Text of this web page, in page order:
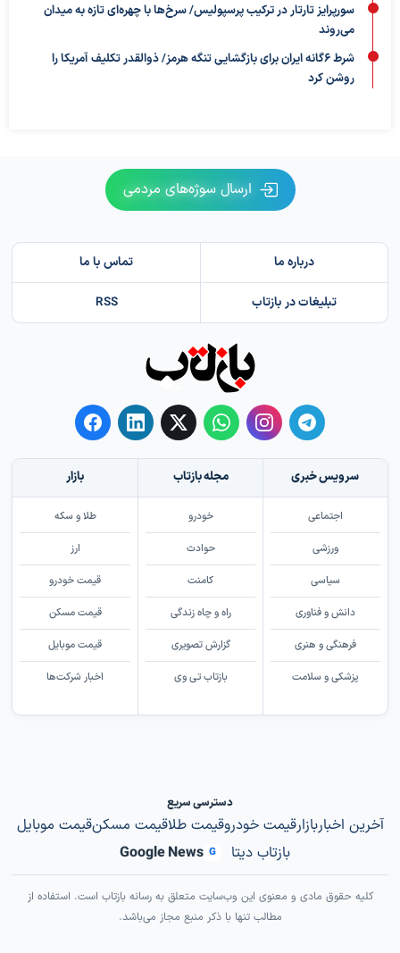
سورپرایز تارتار در ترکیب پرسپولیس/ سرخ‌ها با چهره‌ای تازه به میدان
می‌روند
شرط ۶گانه ایران برای بازگشایی تنگه هرمز/ ذوالقدر تکلیف آمریکا را
روشن کرد
ارسال سوژه‌های مردمی
درباره ما تماس با ما
تبلیغات در بازتاب RSS
سرویس خبری
اجتماعی
ورزشی
سیاسی
دانش و فناوری
فرهنگی و هنری
پزشکی و سلامت
مجله بازتاب
خودرو
حوادث
کامنت
راه و چاه زندگی
گزارش تصویری
بازتاب تی وی
بازار
طلا و سکه
ارز
قیمت خودرو
قیمت مسکن
قیمت موبایل
اخبار شرکت‌ها
دسترسی سریع
آخرین اخباربازارقیمت خودروقیمت طلاقیمت مسکنقیمت موبایل
بازتاب دیتا
G
Google News
کلیه حقوق مادی و معنوی این وب‌سایت متعلق به رسانه بازتاب است. استفاده از
مطالب تنها با ذکر منبع مجاز می‌باشد.